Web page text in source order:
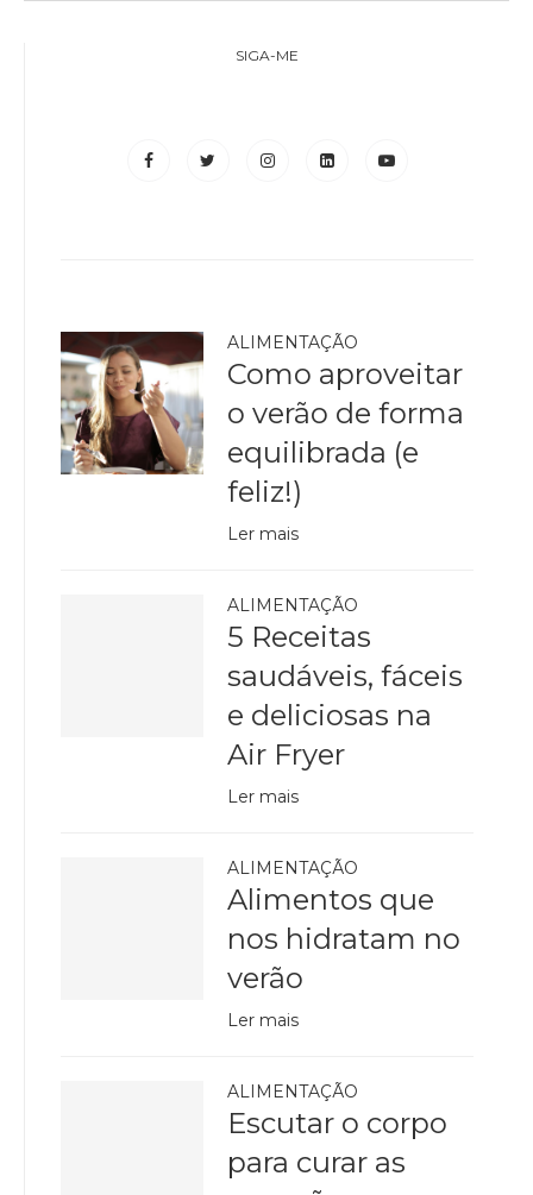
SIGA-ME
ALIMENTAÇÃO
Como aproveitar
o verão de forma
equilibrada (e
feliz!)
Ler mais
ALIMENTAÇÃO
5 Receitas
saudáveis, fáceis
e deliciosas na
Air Fryer
Ler mais
ALIMENTAÇÃO
Alimentos que
nos hidratam no
verão
Ler mais
ALIMENTAÇÃO
Escutar o corpo
para curar as